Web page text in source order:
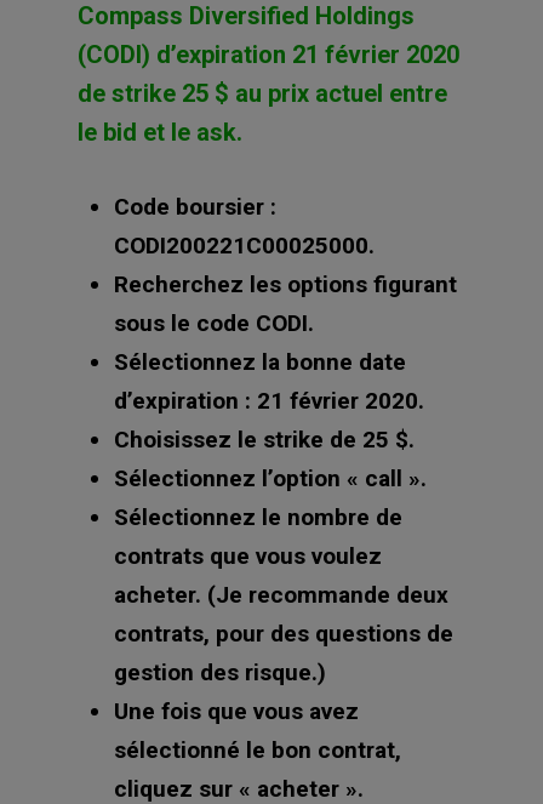
Compass Diversified Holdings
(CODI) d’expiration 21 février 2020
de strike 25 $ au prix actuel entre
le bid et le ask.
Code boursier :
CODI200221C00025000.
Recherchez les options figurant
sous le code CODI.
Sélectionnez la bonne date
d’expiration : 21 février 2020.
Choisissez le strike de 25 $.
Sélectionnez l’option « call ».
Sélectionnez le nombre de
contrats que vous voulez
acheter. (Je recommande deux
contrats, pour des questions de
gestion des risque.)
Une fois que vous avez
sélectionné le bon contrat,
cliquez sur « acheter ».